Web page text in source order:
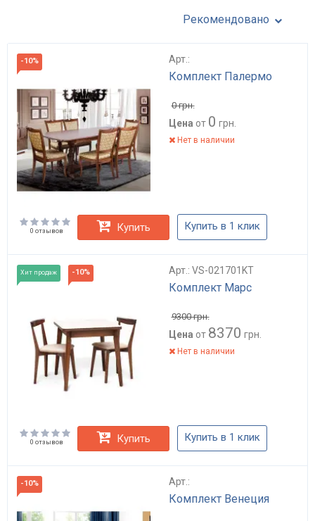
Рекомендовано
-10% Арт.:
Комплект Палермо
0грн.
Цена от 0 грн.
Нет в наличии
0 отзывов Купить Купить в 1 клик
Хит продаж -10% Арт.: VS-021701KT
Комплект Марс
9300грн.
Цена от 8370 грн.
Нет в наличии
0 отзывов Купить Купить в 1 клик
-10% Арт.:
Комплект Венеция